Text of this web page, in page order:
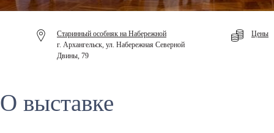
Старинный особняк на Набережной
г. Архангельск, ул. Набережная Северной
Двины, 79
Цены
О выставке